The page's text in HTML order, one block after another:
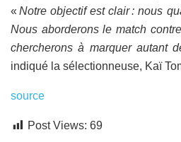
« Notre objectif est clair: nous
Nous aborderons le match
chercherons à marquer autant
indiqué la sélectionneuse, Kaï
source
Post Views: 69